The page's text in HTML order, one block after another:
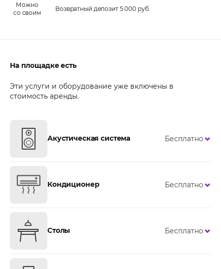
Можно
со своим
Возвратный депозит 5 000 руб.
На площадке есть
Эти услуги и оборудование уже включены в
стоимость аренды.
Акустическая система Бесплатно
Кондиционер Бесплатно
Столы Бесплатно